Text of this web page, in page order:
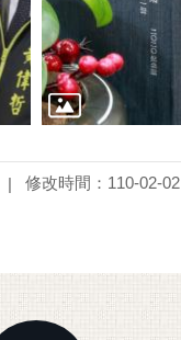
修改時間：110-02-02